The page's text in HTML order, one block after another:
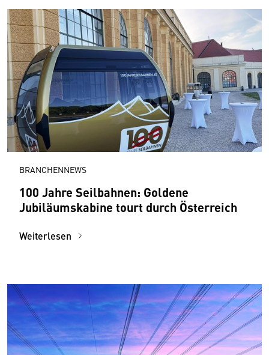
BRANCHENNEWS
100 Jahre Seilbahnen: Goldene
Jubiläumskabine tourt durch Österreich
Weiterlesen